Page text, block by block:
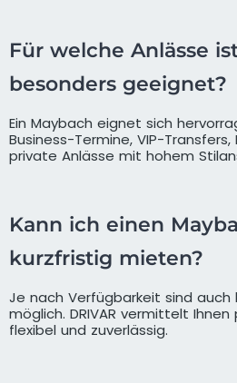
Für welche Anlässe
besonders geeignet?
Ein Maybach eignet sich
Business-Termine, VIP-
private Anlässe mit hohem
Kann ich einen
kurzfristig mieten?
Je nach Verfügbarkeit sind auch
möglich. DRIVAR vermittelt
flexibel und zuverlässig.